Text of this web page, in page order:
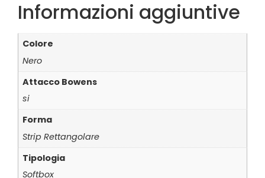
Informazioni aggiuntive
Colore
Nero
Attacco Bowens
si
Forma
Strip Rettangolare
Tipologia
Softbox